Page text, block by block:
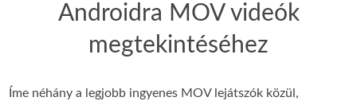
Androidra MOV videók
megtekintéséhez
Íme néhány a legjobb ingyenes MOV lejátszók közül,